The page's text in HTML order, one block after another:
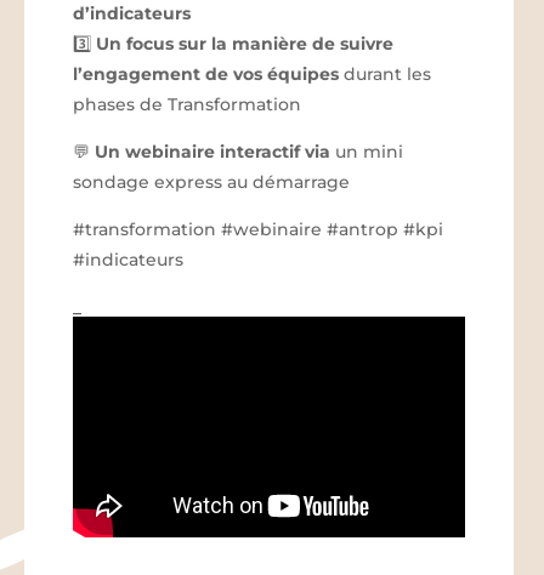
d’indicateurs
3️⃣ Un focus sur la manière de suivre
l’engagement de vos équipes durant les
phases de Transformation
💬 Un webinaire interactif via un mini
sondage express au démarrage
#transformation #webinaire #antrop #kpi
#indicateurs